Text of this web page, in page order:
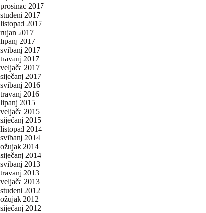
prosinac 2017
studeni 2017
listopad 2017
rujan 2017
lipanj 2017
svibanj 2017
travanj 2017
veljača 2017
siječanj 2017
svibanj 2016
travanj 2016
lipanj 2015
veljača 2015
siječanj 2015
listopad 2014
svibanj 2014
ožujak 2014
siječanj 2014
svibanj 2013
travanj 2013
veljača 2013
studeni 2012
ožujak 2012
siječanj 2012